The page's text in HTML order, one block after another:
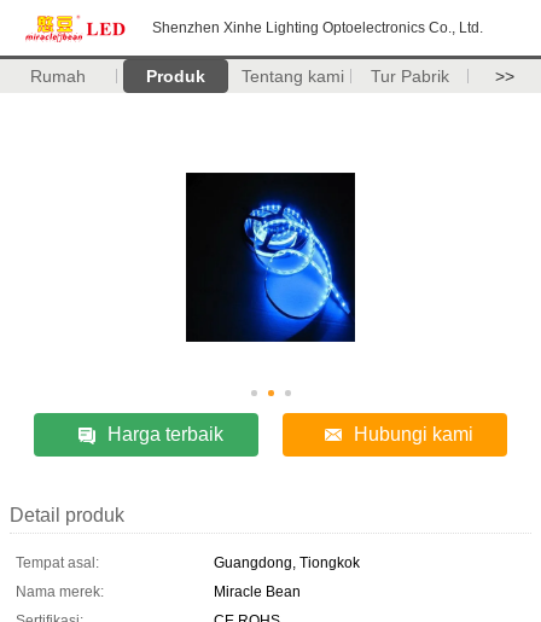
Shenzhen Xinhe Lighting Optoelectronics Co., Ltd.
Rumah Produk Tentang kami Tur Pabrik >>
Harga terbaik Hubungi kami
Detail produk
Tempat asal:
Guangdong, Tiongkok
Nama merek:
Miracle Bean